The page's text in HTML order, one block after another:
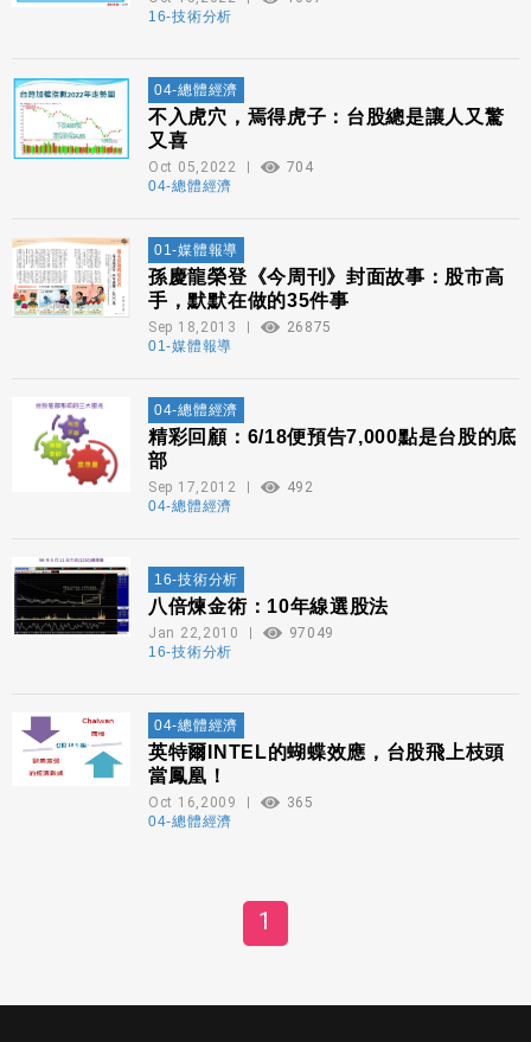
16-技術分析
04-總體經濟
不入虎穴，焉得虎子：台股總是讓人又驚
又喜
Oct 05,2022
704
04-總體經濟
01-媒體報導
孫慶龍榮登《今周刊》封面故事：股市高
手，默默在做的35件事
Sep 18,2013
26875
01-媒體報導
04-總體經濟
精彩回顧：6/18便預告7,000點是台股的底
部
Sep 17,2012
492
04-總體經濟
16-技術分析
八倍煉金術：10年線選股法
Jan 22,2010
97049
16-技術分析
04-總體經濟
英特爾INTEL的蝴蝶效應，台股飛上枝頭
當鳳凰！
Oct 16,2009
365
04-總體經濟
1